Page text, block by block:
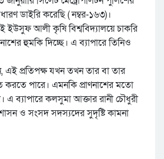
ডাইরি করেছি ( নম্বর-১৬৩)।
ইউসুফ আলী কৃষি বিশ্ববিদ্যালয়ে চাকরি
হুমকি দিচ্ছে। এ ব্যাপারে তিনিও
এই প্রতিপক্ষ যখন তখন তার বা তার
করতে পারে। এমনকি প্রাণনাশের মতো
এ ব্যাপারে কলসুমা আক্তার রানী চৌধুরী
ও সংসদ সদস্যদের সুদৃষ্টি কামনা